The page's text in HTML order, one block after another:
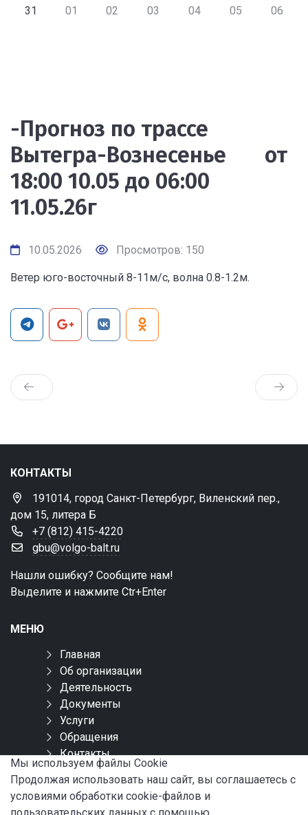
31 01 02 03 04 05 06
-Прогноз по трассе
Вытегра-Вознесенье от
18:00 10.05 до 06:00
11.05.26г
10.05.2026 Просмотров: 150
Ветер юго-восточный 8-11м/с, волна 0.8-1.2м.
КОНТАКТЫ
191014, город Санкт-Петербург, Виленский пер.,
дом 15, литера Б
+7 (812) 415-4220
gbu@volgo-balt.ru
Нашли ошибку? Сообщите нам!
Выделите и нажмите Ctr+Enter
МЕНЮ
Главная
Об организации
Деятельность
Документы
Услуги
Обращения
Контакты
Карта сайта
СОЦИАЛЬНЫЕ СЕТИ
Мы используем файлы Сookie
Продолжая использовать наш сайт, вы соглашаетесь с
условиями обработки cookie-файлов и